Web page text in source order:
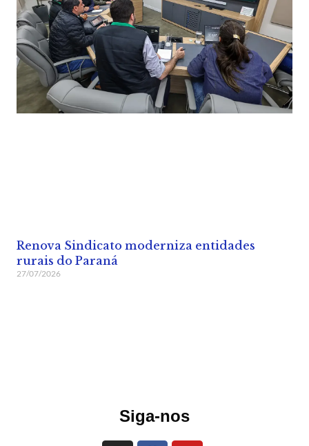
Renova Sindicato moderniza entidades
rurais do Paraná
27/07/2026
Siga-nos